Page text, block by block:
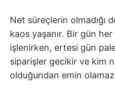
Net süreçlerin olmadığı
kaos yaşanır. Bir gün
işlenirken, ertesi gün
siparişler gecikir ve kim
olduğundan emin